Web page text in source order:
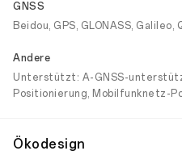
GNSS
Beidou, GPS, GLONASS, Galileo,
Andere
Unterstützt: A-GNSS-
Positionierung, Mobilfunknetz-
Ökodesign